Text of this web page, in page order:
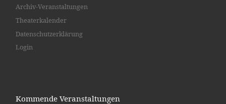
Archiv-Veranstaltungen
Theaterkalender
Datenschutzerklärung
Login
Kommende Veranstaltungen